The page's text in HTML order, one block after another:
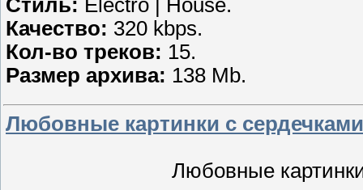
Стиль: Electro | House.
Качество: 320 kbps.
Кол-во треков: 15.
Размер архива: 138 Mb.
Любовные картинки с
Любовные